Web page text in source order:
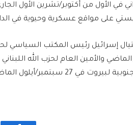
في الأول من أكتوبر/تشرين الأول
إسرائيل رئيس المكتب السياسي
والأمين العام لحزب الله
وفق بيان للحرس الثوري الإيراني.